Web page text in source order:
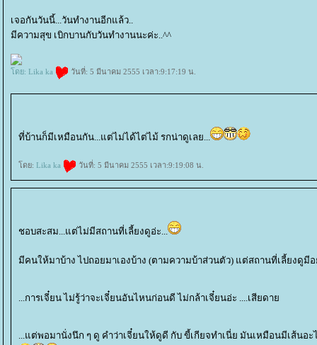
เจอกันวันนี้...วันทำงานอีกแล้ว..
มีความสุข เบิกบานกับวันทำงานนะค่ะ..^^
ดย: Lika ka วันที่: 5 มีนาคม 2555 เวลา:9:17:19 น.
ที่บ้านก็มีเหมือนกัน...แต่ไม่ได้ไต่ไม้ รกน่าดูเลย...
ดย: Lika ka วันที่: 5 มีนาคม 2555 เวลา:9:19:08 น.
ชอบสะสม...แต่ไม่มีสถานที่เลี้ยงดูอ่ะ...
มีคนให้มาบ้าง ไปถอยมาเองบ้าง (ตามความบ้าส่วนตัว) แต่สถานที่เลี้ยงดูมี
...การเจี๋ยน ไม่รู้ว่าจะเจี๋ยนอันไหนก่อนดี ไม่กล้าเจี๋ยนอ่ะ ....เสียดา
...แต่พอมานั่งนึก ๆ ดู คำว่าเจี๋ยนให้ดูดี กับ ขี้เกียจทำเนี่ย มันเหมือนมีเส้นอ